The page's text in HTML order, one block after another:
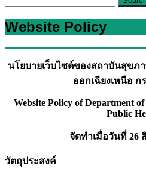
Website Policy
นโยบายเว็บไซต์ของสถาบันสุขภ
ออกเฉียงเหนือ
Website Policy of Department
Public
จัดทำเมื่อวันที่ 26
วัตถุประสงค์